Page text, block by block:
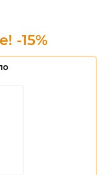
-15%